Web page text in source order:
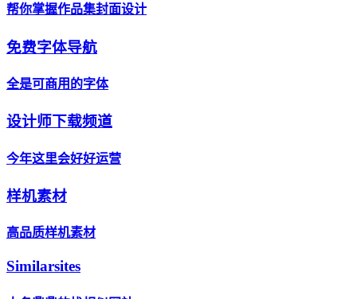
帮你掌握作品集封面设计
免费字体导航
全是可商用的字体
设计师下载频道
今年这里会好好运营
样机素材
高品质样机素材
Similarsites